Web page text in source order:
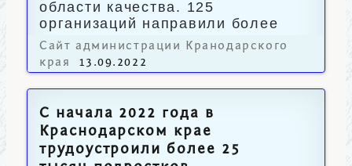
области качества. 125
организаций направили более
350 анкет.
Сайт администрации Кранодарского
края
13.09.2022
С начала 2022 года в
Краснодарском крае
трудоустроили более 25